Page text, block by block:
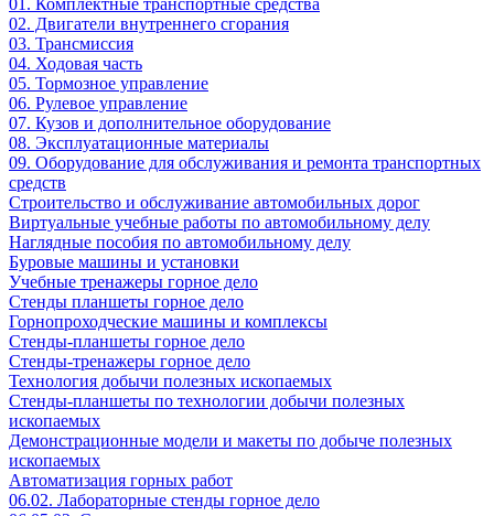
01. Комплектные транспортные средства
02. Двигатели внутреннего сгорания
03. Трансмиссия
04. Ходовая часть
05. Тормозное управление
06. Рулевое управление
07. Кузов и дополнительное оборудование
08. Эксплуатационные материалы
09. Оборудование для обслуживания и ремонта транспортных
средств
Строительство и обслуживание автомобильных дорог
Виртуальные учебные работы по автомобильному делу
Наглядные пособия по автомобильному делу
Буровые машины и установки
Учебные тренажеры горное дело
Стенды планшеты горное дело
Горнопроходческие машины и комплексы
Стенды-планшеты горное дело
Стенды-тренажеры горное дело
Технология добычи полезных ископаемых
Стенды-планшеты по технологии добычи полезных
ископаемых
Демонстрационные модели и макеты по добыче полезных
ископаемых
Автоматизация горных работ
06.02. Лабораторные стенды горное дело